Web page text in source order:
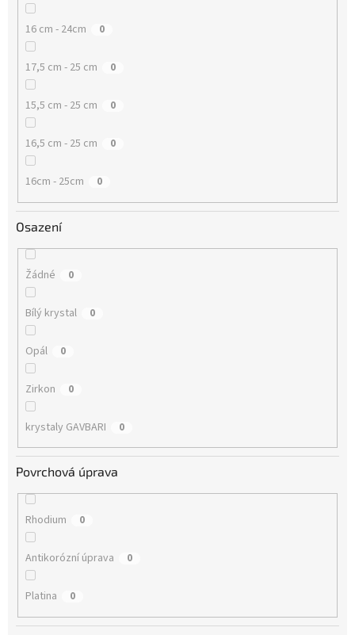
16 cm - 24cm 0
17,5 cm - 25 cm 0
15,5 cm - 25 cm 0
16,5 cm - 25 cm 0
16cm - 25cm 0
Osazení
Žádné 0
Bílý krystal 0
Opál 0
Zirkon 0
krystaly GAVBARI 0
Povrchová úprava
Rhodium 0
Antikorózní úprava 0
Platina 0